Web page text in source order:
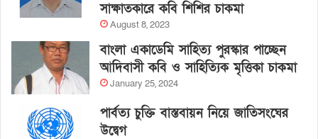
সাক্ষাতকারে কবি শিশির চাকমা
August 8, 2023
বাংলা একাডেমি সাহিত্য পুরস্কার পাচ্ছেন
আদিবাসী কবি ও সাহিত্যিক মৃত্তিকা চাকমা
January 25, 2024
পার্বত্য চুক্তি বাস্তবায়ন নিয়ে জাতিসংঘের
উদ্বেগ